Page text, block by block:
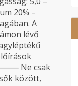
20% –
A
lévő
⸻ Ne csak
között,